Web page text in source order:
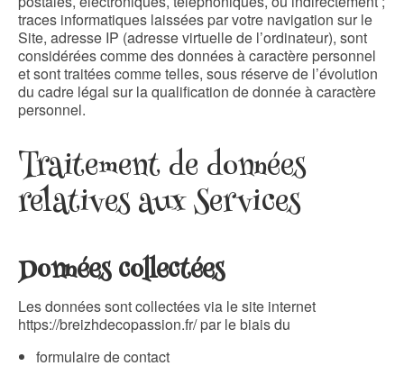
traces informatiques laissées par votre navigation sur le
Site, adresse IP (adresse virtuelle de l’ordinateur), sont
considérées comme des données à caractère personnel
et sont traitées comme telles, sous réserve de l’évolution
du cadre légal sur la qualification de donnée à caractère
personnel.
Traitement de données
relatives aux Services
Données collectées
Les données sont collectées via le site internet
https://breizhdecopassion.fr/ par le biais du
formulaire de contact